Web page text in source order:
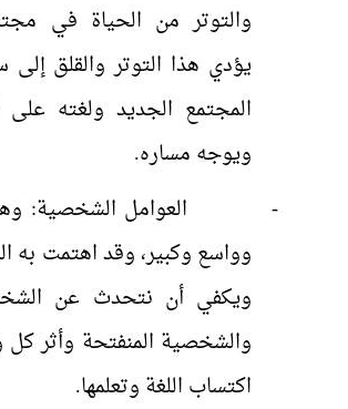
والتوتر من الحياة في
يؤدي هذا التوتر والقلق
المجتمع الجديد ولغته على
ويوجه مساره.
-
العوامل الشخصية:
وواسع وكبير، وقد اهتمت به
ويكفي أن نتحدث عن
والشخصية المنفتحة وأثر
اكتساب اللغة وتعلمها.